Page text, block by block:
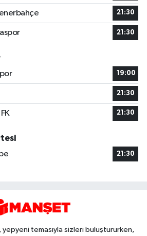
21:30
21:30
19:00
21:30
21:30
21:30
temasıyla sizleri buluştururken,